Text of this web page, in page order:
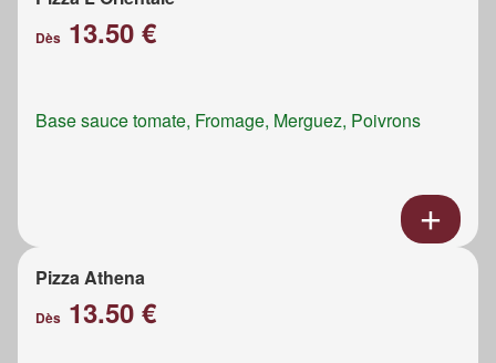
Dès 13.50 €
Base sauce tomate, Fromage, Merguez, Poivrons
Pizza Athena
Dès 13.50 €